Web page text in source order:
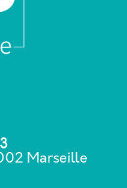
Marseille